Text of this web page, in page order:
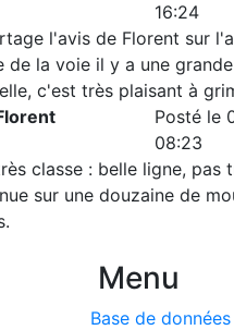
16:24
l'avis de Florent sur
de la voie il y a une
c'est très plaisant à
Posté le
08:23
classe : belle ligne, pas
sur une douzaine de
Menu
Base de données